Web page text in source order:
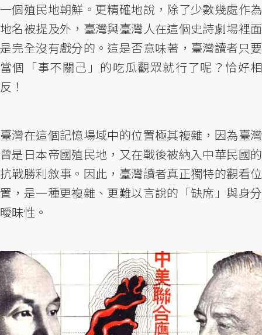
一個殖民地朝鮮。更精確地說，除了少數幾處作為
地名被提及外，臺灣與臺灣人在這個史詩劇場裡面
是完全沒有戲分的。這是否意味著，臺灣讀者只要
當個「事不關己」的吃瓜觀眾就行了呢？恰好相
反！
臺灣在這個記憶場域中的位置極其複雜，因為臺灣
曾是日本帝國殖民地，又在戰後被納入中華民國的
抗戰勝利敘事。因此，臺灣讀者真正獨特的觀看位
置，是一種更複雜、更難以言說的「缺席」與身分
曖昧性。